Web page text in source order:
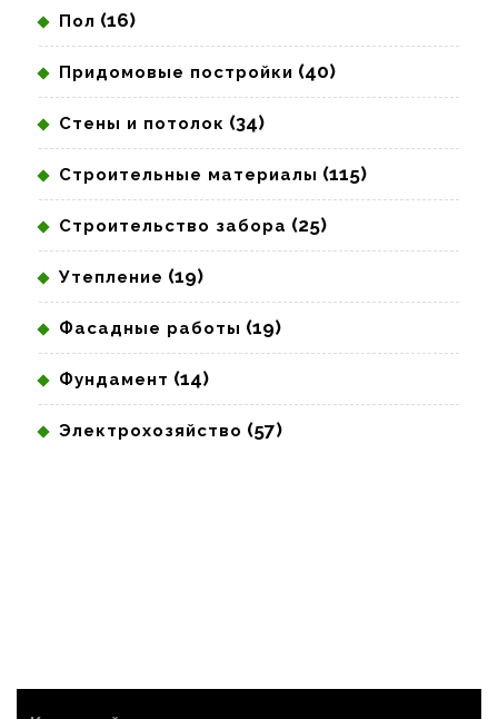
Пол (16)
Придомовые постройки (40)
Стены и потолок (34)
Строительные материалы (115)
Строительство забора (25)
Утепление (19)
Фасадные работы (19)
Фундамент (14)
Электрохозяйство (57)